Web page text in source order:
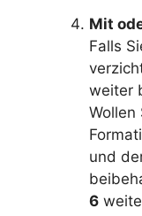
Mit
Falls
weiter
Wollen
und
6